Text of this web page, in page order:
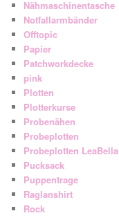
Nähmaschinentasche
Notfallarmbänder
Offtopic
Papier
Patchworkdecke
pink
Plotten
Plotterkurse
Probenähen
Probeplotten
Probeplotten LeaBella
Pucksack
Puppentrage
Raglanshirt
Rock